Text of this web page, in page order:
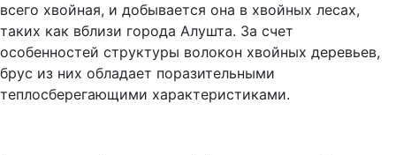
всего хвойная, и добывается она в хвойных лесах,
таких как вблизи города Алушта. За счет
особенностей структуры волокон хвойных деревьев,
брус из них обладает поразительными
теплосберегающими характеристиками.